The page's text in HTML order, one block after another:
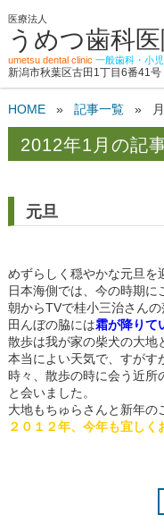
医療法人
うめつ歯科
umetsu dental clinic 一般歯科・小
新潟市秋葉区古田1丁目6番41号
HOME » 記事一覧 »
2012年1月の記
元旦
めずらしく穏やかな元旦を
日本海側では、今の時期に
朝からTVで桂小三治さんの
田んぼの脇には霜が降りて
散歩は我が家の柴犬の大地
本当によい天気で、すがす
時々、散歩の時に会う近所
と会いました。
大地もちゅらさんと新年の
２０１２年、今年も宜しく